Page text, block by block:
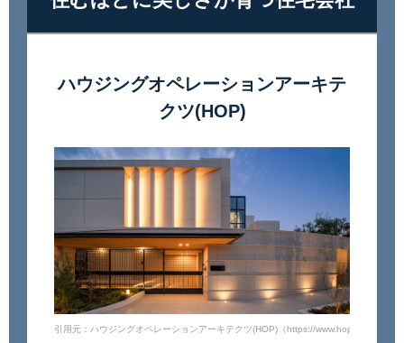
ハウジングオペレーションアーキテ
クツ(HOP)
引用元：ハウジングオペレーションアーキテクツ(HOP)（https://